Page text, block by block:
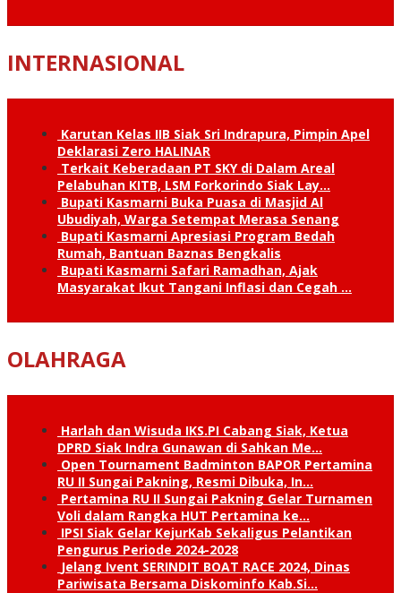
INTERNASIONAL
Karutan Kelas IIB Siak Sri Indrapura, Pimpin Apel
Deklarasi Zero HALINAR
Terkait Keberadaan PT SKY di Dalam Areal
Pelabuhan KITB, LSM Forkorindo Siak Lay…
Bupati Kasmarni Buka Puasa di Masjid Al
Ubudiyah, Warga Setempat Merasa Senang
Bupati Kasmarni Apresiasi Program Bedah
Rumah, Bantuan Baznas Bengkalis
Bupati Kasmarni Safari Ramadhan, Ajak
Masyarakat Ikut Tangani Inflasi dan Cegah …
OLAHRAGA
Harlah dan Wisuda IKS.PI Cabang Siak, Ketua
DPRD Siak Indra Gunawan di Sahkan Me…
Open Tournament Badminton BAPOR Pertamina
RU II Sungai Pakning, Resmi Dibuka, In…
Pertamina RU II Sungai Pakning Gelar Turnamen
Voli dalam Rangka HUT Pertamina ke…
IPSI Siak Gelar KejurKab Sekaligus Pelantikan
Pengurus Periode 2024-2028
Jelang Ivent SERINDIT BOAT RACE 2024, Dinas
Pariwisata Bersama Diskominfo Kab.Si…